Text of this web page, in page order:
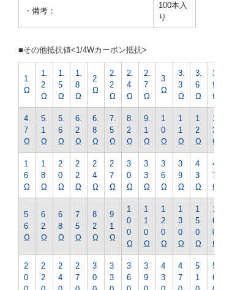
・備考：
100本入
り
■その他抵抗値<1/4Wカーボン抵抗>
1
Ω
1.
2
Ω
1.
5
Ω
1.
8
Ω
2
Ω
2.
2
Ω
2.
4
Ω
2.
7
Ω
3
Ω
3.
3
Ω
3.
6
Ω
3.
9
Ω
4.
7
Ω
5.
1
Ω
5.
6
Ω
6.
2
Ω
6.
8
Ω
7.
5
Ω
8.
2
Ω
9.
1
Ω
1
0
Ω
1
1
Ω
1
2
Ω
1
3
Ω
1
6
Ω
1
8
Ω
2
0
Ω
2
2
Ω
2
4
Ω
2
7
Ω
3
0
Ω
3
3
Ω
3
6
Ω
3
9
Ω
4
3
Ω
4
7
Ω
5
6
Ω
6
2
Ω
6
8
Ω
7
5
Ω
8
2
Ω
9
1
Ω
1
0
0
Ω
1
1
0
Ω
1
2
0
Ω
1
3
0
Ω
1
5
0
Ω
1
6
0
Ω
2
0
2
2
2
4
2
7
3
0
3
3
3
6
3
9
4
3
4
7
5
1
5
6